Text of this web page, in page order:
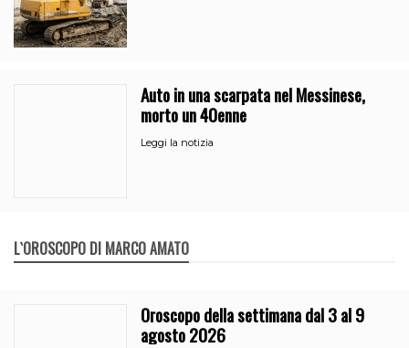
Auto in una scarpata nel Messinese,
morto un 40enne
Leggi la notizia
L`OROSCOPO DI MARCO AMATO
Oroscopo della settimana dal 3 al 9
agosto 2026